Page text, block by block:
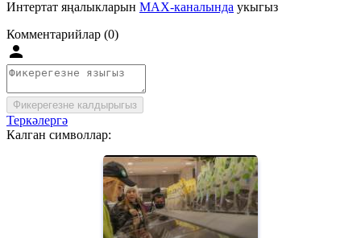
Интертат яңалыкларын MAX-каналында укыгыз
Комментарийлар (0)
Фикерегезне калдырыгыз
Теркәлергә
Калган символлар: